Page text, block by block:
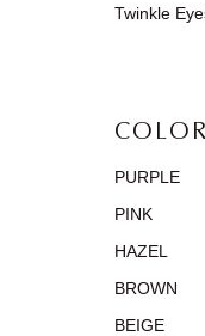
Twinkle
COLOR
PURPLE
PINK
HAZEL
BROWN
BEIGE